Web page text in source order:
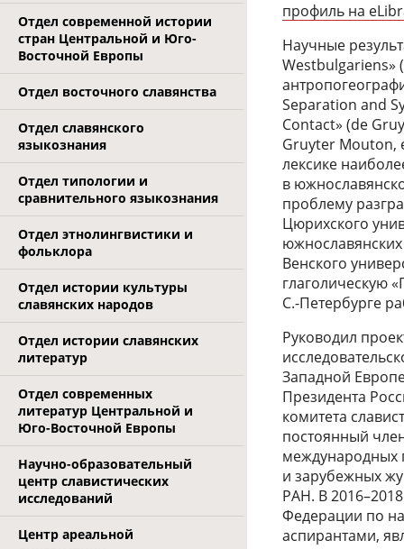
Отдел современной истории
стран Центральной и Юго-
Восточной Европы
Отдел восточного славянства
Отдел славянского
языкознания
Отдел типологии и
сравнительного языкознания
Отдел этнолингвистики и
фольклора
Отдел истории культуры
славянских народов
Отдел истории славянских
литератур
Отдел современных
литератур Центральной и
Юго-Восточной Европы
Научно-образовательный
центр славистических
исследований
Центр ареальной
профиль на
Научные
Westbulgariens»
Separation and
Contact» (de
Gruyter Mouton,
лексике
в
проблему
Цюрихского
Венского
глаголическую
С.-Петербурге
Руководил
Западной
Президента
комитета
постоянный
международных
и зарубежных
РАН. В
Федерации по
аспирантами,